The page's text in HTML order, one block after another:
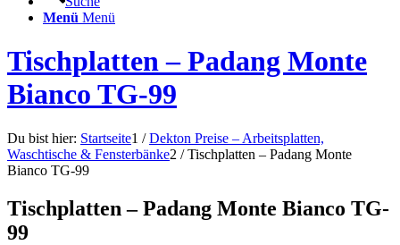
Menü Menü
Tischplatten – Padang Monte
Bianco TG-99
Du bist hier: Startseite1 / Dekton Preise – Arbeitsplatten,
Waschtische & Fensterbänke2 / Tischplatten – Padang Monte
Bianco TG-99
Tischplatten – Padang Monte Bianco TG-
99